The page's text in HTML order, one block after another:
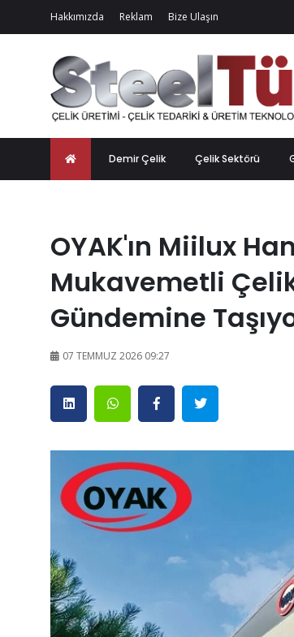
Hakkımızda Reklam Bize Ulaşın
Demir Çelik Çelik Sektörü
OYAK'ın Miilux
Mukavemetli
Gündemine
07 TEMMUZ 2026 09:27